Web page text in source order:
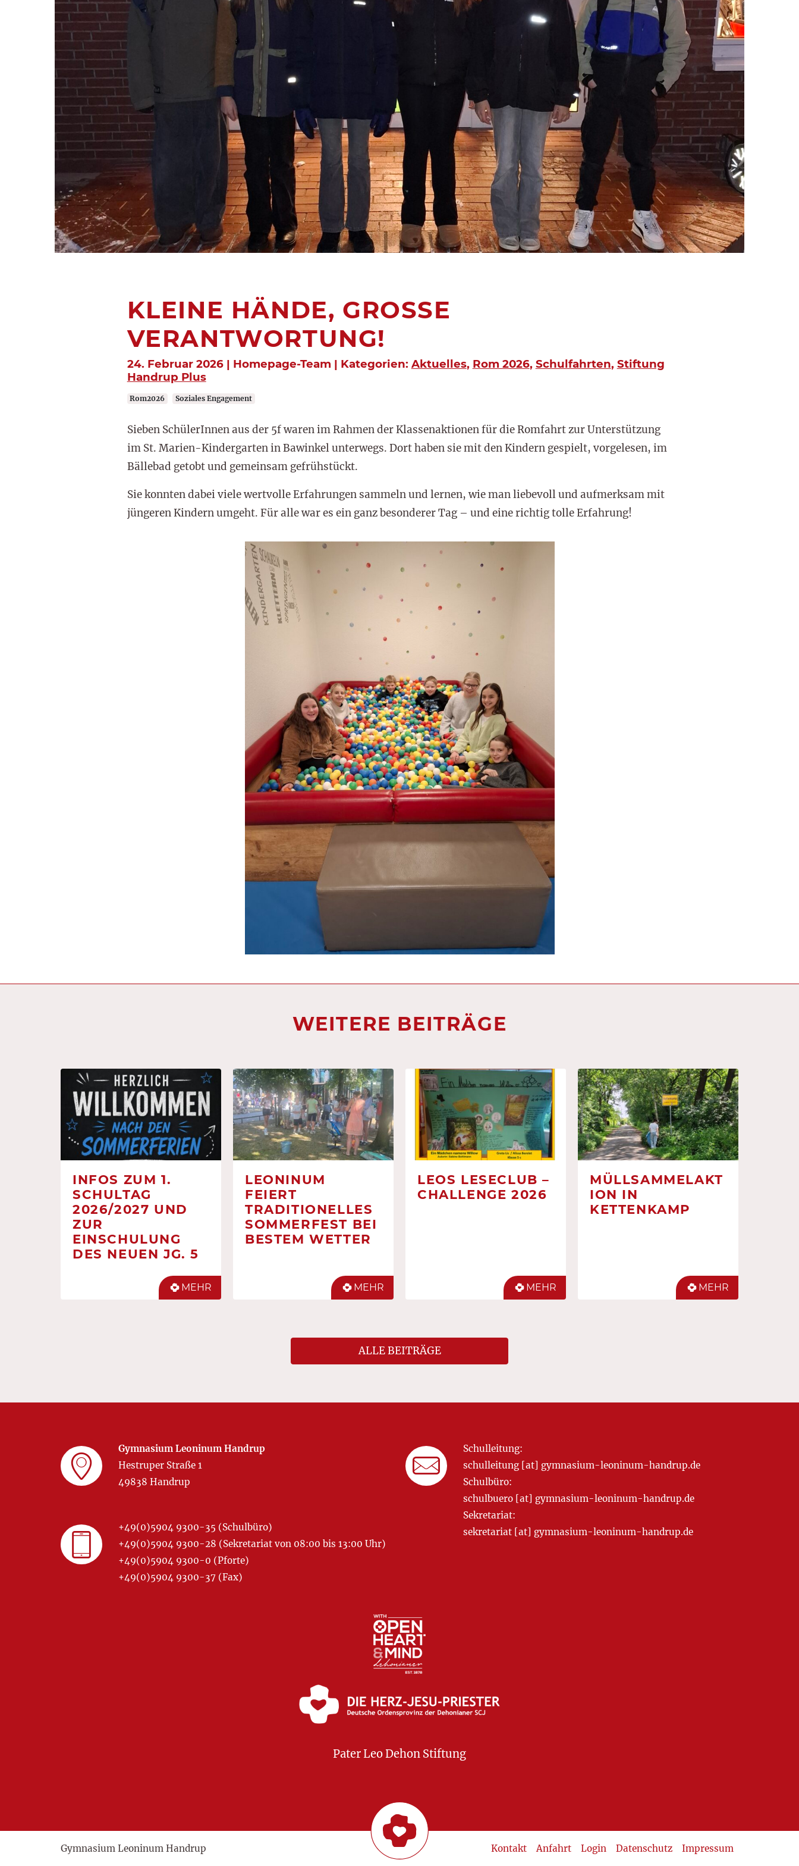
KLEINE HÄNDE, GROSSE V
ERANTWORTUNG!
24. Februar 2026 | Homepage-Team | Kategorien: Aktuelles, Rom 2026, Schulfahrten, Stiftung
Handrup Plus
Rom2026 Soziales Engagement
Sieben SchülerInnen aus der 5f waren im Rahmen der Klassenaktionen für die Romfahrt zur Unterstützung
im St. Marien-Kindergarten in Bawinkel unterwegs. Dort haben sie mit den Kindern gespielt, vorgelesen, im
Bällebad getobt und gemeinsam gefrühstückt.
Sie konnten dabei viele wertvolle Erfahrungen sammeln und lernen, wie man liebevoll und aufmerksam mit
jüngeren Kindern umgeht. Für alle war es ein ganz besonderer Tag – und eine richtig tolle Erfahrung!
WEITERE BEITRÄGE
INFOS ZUM 1.
SCHULTAG
2026/2027 UND
ZUR
EINSCHULUNG
DES NEUEN JG. 5
MEHR
LEONINUM
FEIERT
TRADITIONELLES
SOMMERFEST BEI
BESTEM WETTER
MEHR
LEOS LESECLUB –
CHALLENGE 2026
MEHR
MÜLLSAMMELAKT
ION IN
KETTENKAMP
MEHR
ALLE BEITRÄGE
Gymnasium Leoninum Handrup
Hestruper Straße 1
49838 Handrup
+49(0)5904 9300-35 (Schulbüro)
+49(0)5904 9300-28 (Sekretariat von 08:00 bis 13:00 Uhr)
+49(0)5904 9300-0 (Pforte)
+49(0)5904 9300-37 (Fax)
Schulleitung:
schulleitung [at] gymnasium-leoninum-handrup.de
Schulbüro:
schulbuero [at] gymnasium-leoninum-handrup.de
Sekretariat:
sekretariat [at] gymnasium-leoninum-handrup.de
Pater Leo Dehon Stiftung
Kontakt Anfahrt Login Datenschutz Impressum
Gymnasium Leoninum Handrup